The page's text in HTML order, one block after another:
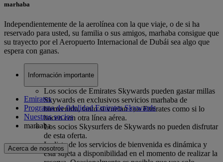
marhaba
Independientemente de la aerolínea con la que viaje, o de si ha
reservado para usted, su familia o sus amigos, marhaba consigue que
su trayecto por el Aeropuerto Internacional de Dubái sea algo que
espera con ganas.
Información importante
Los socios de Emirates Skywards pueden gastar millas
Skywards en exclusivos servicios marhaba de
bienvenida, tanto si vuelan con Emirates como si lo
hacen con otra línea aérea.
Los socios Skysurfers de Skywards no pueden disfrutar
de esta oferta.
La lista de los servicios de bienvenida es dinámica y
está sujeta a disponibilidad en el momento de realizar la
Emirates
Programa de fidelidad Emirates Skywards
Nuestros socios
marhaba
Acerca de nosotros